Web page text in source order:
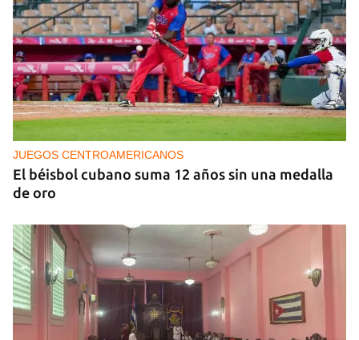
NICARAGUA
EE UU propone a la OEA convocar a los
cancilleres para "tomar medidas" contra las
decisiones de Ortega
JUEGOS CENTROAMERICANOS
El béisbol cubano suma 12 años sin una medalla
de oro